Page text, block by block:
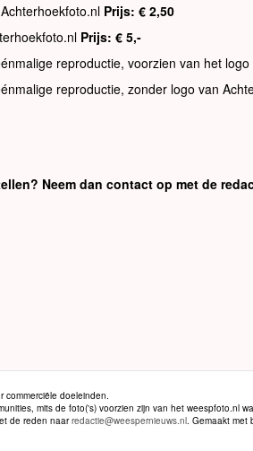
Prijs: € 2,50
Prijs: € 5,-
reproductie, voorzien van het
reproductie, zonder logo van
Neem dan contact op met de
commerciële doeleinden.
mits de foto('s) voorzien zijn van het weespfoto.nl
de reden naarredactie@weespernieuws.nl. Gemaakt met